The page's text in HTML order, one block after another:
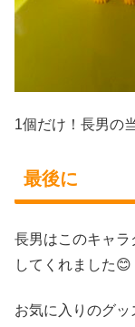
1個だけ！長男の
最後に
長男はこのキャラ
してくれました😊
お気に入りのグ